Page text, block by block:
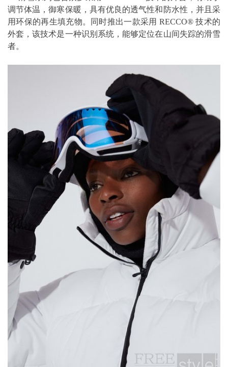
调节体温，御寒保暖，具有优良的透气性和防水性，并且采
用环保的再生填充物。同时推出一款采用 RECCO® 技术的
外套，该技术是一种识别系统，能够定位在山间失踪的滑雪
者。